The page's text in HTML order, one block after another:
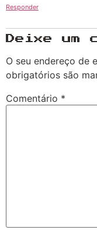
Responder
Deixe um
O seu endereço de
obrigatórios são
Comentário *